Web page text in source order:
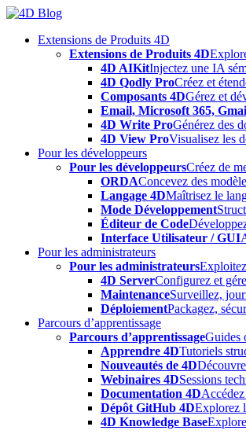
Skip
contentExtensions de Produits 4D
Extensions de Produits 4D
4D AIKitInjectez une IA
4D Qodly ProCréez et
Composants 4DGérez et
Email, Microsoft 365,
4D Write ProGénérez des
4D View ProVisualisez les
Pour les développeurs
Pour les développeursCréez de
ORDAConcevez des
Langage 4DMaîtrisez le
Mode Développement
Éditeur de Code
Interface Utilisateur / GUI
Pour les administrateurs
Pour les administrateurs
4D ServerConfigurez et
MaintenanceSurveillez,
DéploiementPackagez,
Parcours d’apprentissage
Parcours d’apprentissageGuides
Apprendre 4DTutoriels
Nouveautés de 4D
Webinaires 4DSessions
Documentation 4D
Dépôt GitHub 4DExplorez
4D Knowledge Base